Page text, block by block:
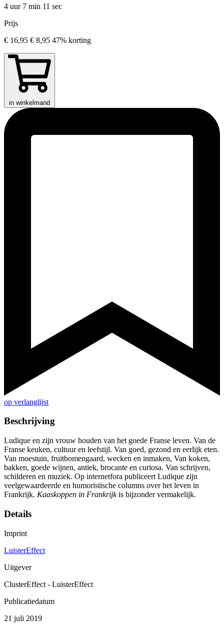
4 uur 7 min 11 sec
Prijs
€ 16,95 € 8,95 47% korting
in winkelmand
op verlanglijst
Beschrijving
Ludique en zijn vrouw houden van het goede Franse leven. Van de
Franse keuken, cultuur en leefstijl. Van goed, gezond en eerlijk eten.
Van moestuin, fruitbomengaard, wecken en inmaken, Van koken,
bakken, goede wijnen, antiek, brocante en curiosa. Van schrijven,
schilderen en muziek. Op internetfora publiceert Ludique zijn
veelgewaardeerde en humoristische columns over het leven in
Frankrijk. Kaaskoppen in Frankrijkis bijzonder vermakelijk.
Details
Imprint
LuisterEffect
Uitgever
ClusterEffect - LuisterEffect
Publicatiedatum
21 juli 2019